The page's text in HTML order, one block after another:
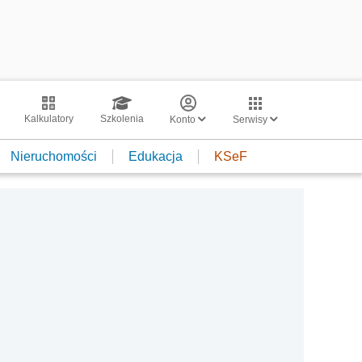
Kalkulatory Szkolenia Konto Serwisy
Nieruchomości Edukacja KSeF